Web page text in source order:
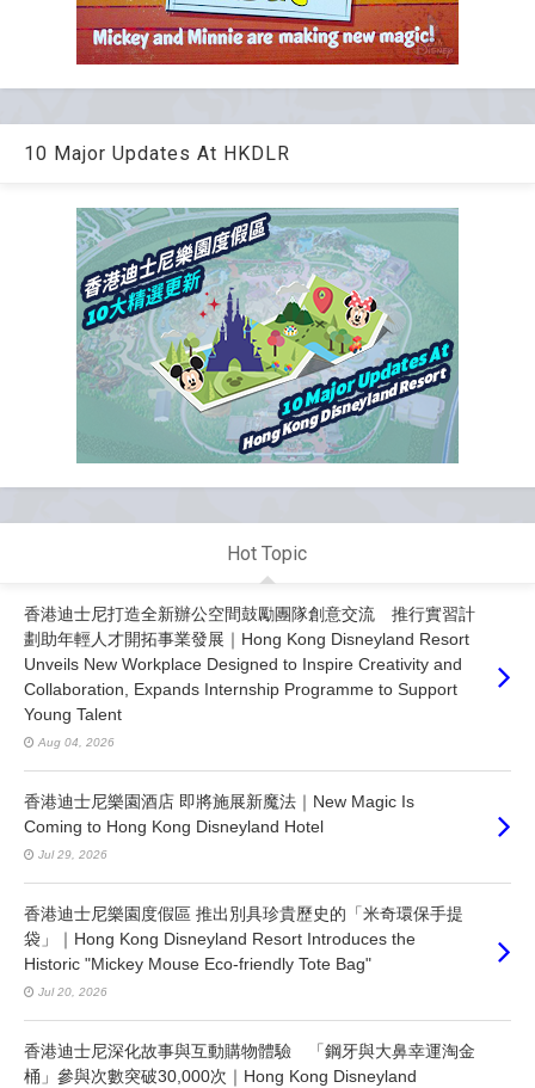
10 Major Updates At HKDLR
Hot Topic
香港迪士尼打造全新辦公空間鼓勵團隊創意交流 推行實習計
劃助年輕人才開拓事業發展｜Hong Kong Disneyland Resort
Unveils New Workplace Designed to Inspire Creativity and
Collaboration, Expands Internship Programme to Support
Young Talent
Aug 04, 2026
香港迪士尼樂園酒店 即將施展新魔法｜New Magic Is
Coming to Hong Kong Disneyland Hotel
Jul 29, 2026
香港迪士尼樂園度假區 推出別具珍貴歷史的「米奇環保手提
袋」｜Hong Kong Disneyland Resort Introduces the
Historic "Mickey Mouse Eco-friendly Tote Bag"
Jul 20, 2026
香港迪士尼深化故事與互動購物體驗 「鋼牙與大鼻幸運淘金
桶」參與次數突破30,000次｜Hong Kong Disneyland